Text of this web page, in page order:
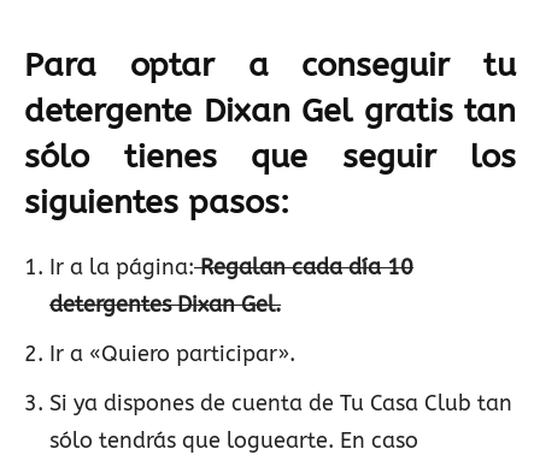
Para optar a conseguir tu
detergente Dixan Gel gratis tan
sólo tienes que seguir los
siguientes pasos:
Ir a la página: Regalan cada día 10
detergentes Dixan Gel.
Ir a «Quiero participar».
Si ya dispones de cuenta de Tu Casa Club tan
sólo tendrás que loguearte. En caso